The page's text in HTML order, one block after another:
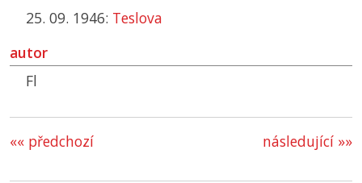
25. 09. 1946: Teslova
autor
Fl
«« předchozí následující »»